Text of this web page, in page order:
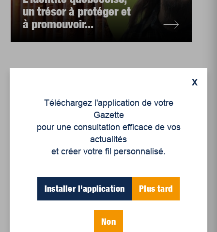
un trésor à protéger et
à promouvoir...
L'histoire de l'Amérique
française avec David et
Madame Baboune
Première fête nationale
X
Téléchargez l'application de votre
Gazette
pour une consultation efficace de vos
actualités
et créer votre fil personnalisé.
Installer l'application Plus tard
Non